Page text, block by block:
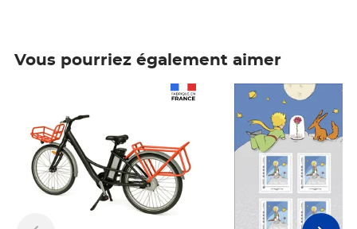
Vous pourriez également aimer
Prix 7,50€